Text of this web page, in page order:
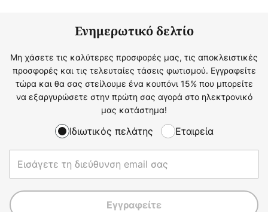
Ενημερωτικό δελτίο
Μη χάσετε τις καλύτερες προσφορές μας, τις αποκλειστικές
προσφορές και τις τελευταίες τάσεις φωτισμού. Εγγραφείτε
τώρα και θα σας στείλουμε ένα κουπόνι 15% που μπορείτε
να εξαργυρώσετε στην πρώτη σας αγορά στο ηλεκτρονικό
μας κατάστημα!
Ιδιωτικός πελάτης Εταιρεία
Εγγραφείτε